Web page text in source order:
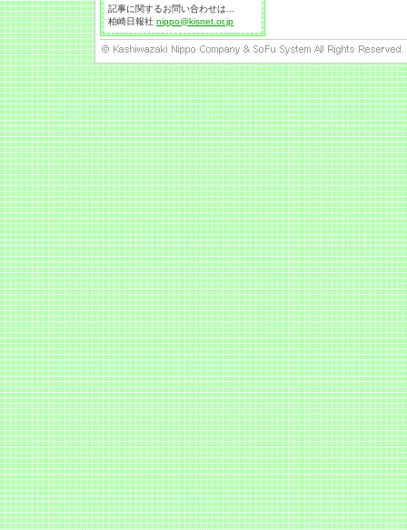
記事に関するお問い合わせは...
柏崎日報社 nippo@kisnet.or.jp